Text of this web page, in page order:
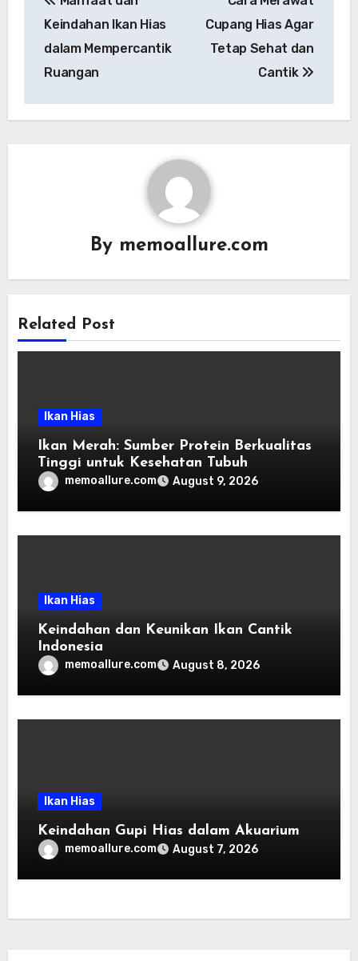
navigation
Keindahan Ikan Hias
dalam Mempercantik
Ruangan
Cupang Hias Agar
Tetap Sehat dan
Cantik
By memoallure.com
Related Post
Ikan Hias
Ikan Merah: Sumber Protein Berkualitas
Tinggi untuk Kesehatan Tubuh
memoallure.com August 9, 2026
Ikan Hias
Keindahan dan Keunikan Ikan Cantik
Indonesia
memoallure.com August 8, 2026
Ikan Hias
Keindahan Gupi Hias dalam Akuarium
memoallure.com August 7, 2026